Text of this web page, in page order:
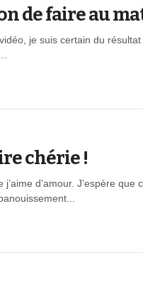
de faire au
je suis certain du
chérie !
d’amour. J’espère que